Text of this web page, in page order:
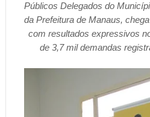
Públicos Delegados do
da Prefeitura de Manaus,
com resultados expressivos
de 3,7 mil demandas